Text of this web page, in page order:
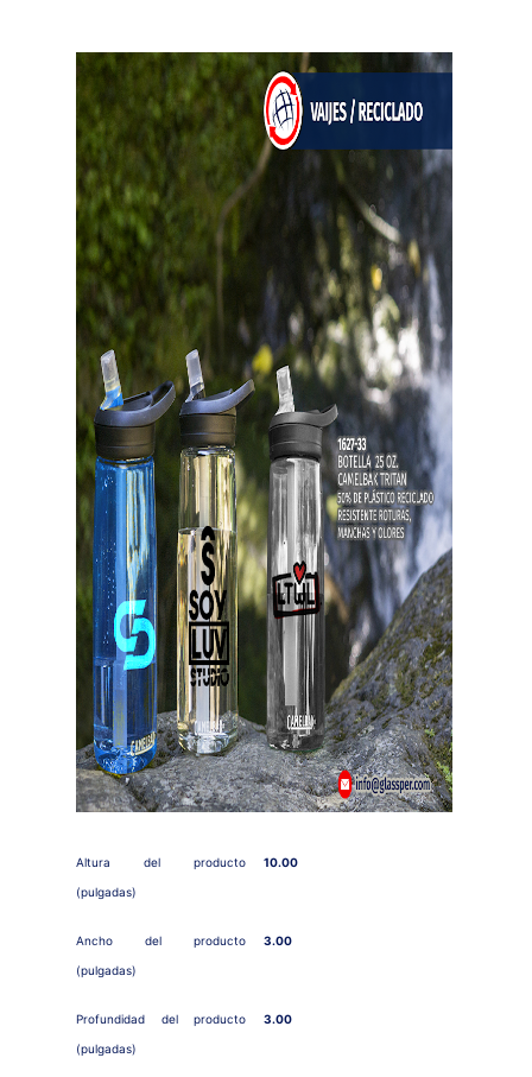
Altura del producto
(pulgadas)
10.00
Ancho del producto
(pulgadas)
3.00
Profundidad del producto
(pulgadas)
3.00